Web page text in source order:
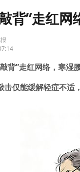
背”走红
”走红网络，寒湿
仅能缓解轻症不适